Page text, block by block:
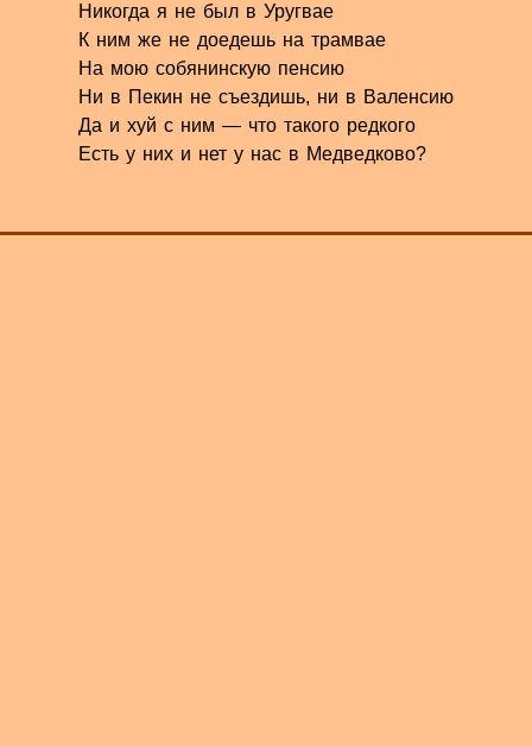
Никогда я не был в Уругвае
К ним же не доедешь на трамвае
На мою собянинскую пенсию
Ни в Пекин не съездишь, ни в Валенсию
Да и хуй с ним — что такого редкого
Есть у них и нет у нас в Медведково?